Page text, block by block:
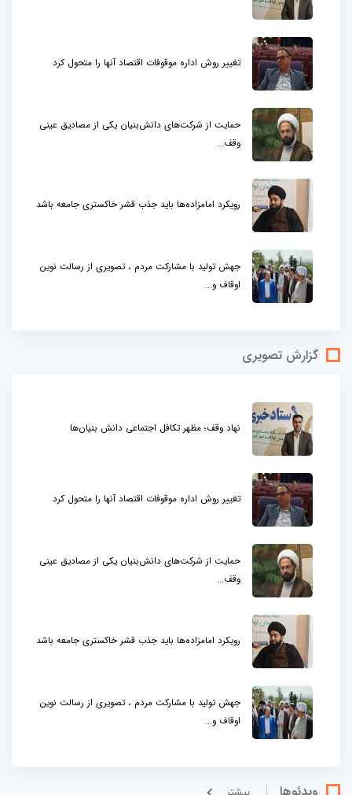
تغییر روش اداره موقوفات اقتصاد آنها را متحول کرد
حمایت از شرکت‌های دانش‌بنیان یکی از مصادیق عینی
وقف...
رویکرد امامزاده‌ها باید جذب قشر خاکستری جامعه باشد
جهش تولید با مشارکت مردم ، تصویری از رسالت نوین
اوقاف و...
گزارش تصویری
نهاد وقف؛ مظهر تکافل اجتماعی دانش بنیان‌ها
تغییر روش اداره موقوفات اقتصاد آنها را متحول کرد
حمایت از شرکت‌های دانش‌بنیان یکی از مصادیق عینی
وقف...
رویکرد امامزاده‌ها باید جذب قشر خاکستری جامعه باشد
جهش تولید با مشارکت مردم ، تصویری از رسالت نوین
اوقاف و...